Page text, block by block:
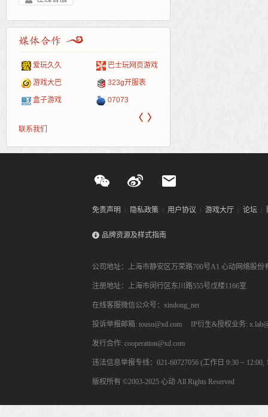
爱玩久久 巴士玩网页游戏
游戏大巴 323g开服表
盒子游戏 07073
〈 〉
联系我们
免责声明 隐私政策 用户协议 游戏大厅 论坛
品牌资源及样式指南
公司地址：上海市静安区万荣路700号A1 心动网络股份
注册地址：上海市闵行区东川路555号戊楼1166室
在线客服微信公众号：xindong_net
投诉举报邮箱: tousu@xd.com IP衍生&授权业务:
发行合作: cooperation@xd.com
违法信息举报专线：021-60727056 (工作日 9:30 ~ 12:00,
版权所有 ©2003-2025 心动 All Rights Reserved